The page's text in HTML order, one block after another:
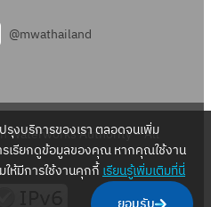
@mwathailand
Waterworks Authority – All
รุงบริการของเรา ตลอดจนเพิ่ม
เรียกดูข้อมูลของคุณ หากคุณใช้งาน
ห้มีการใช้งานคุกกี้เรียนรู้เพิ่มเติมที่นี่